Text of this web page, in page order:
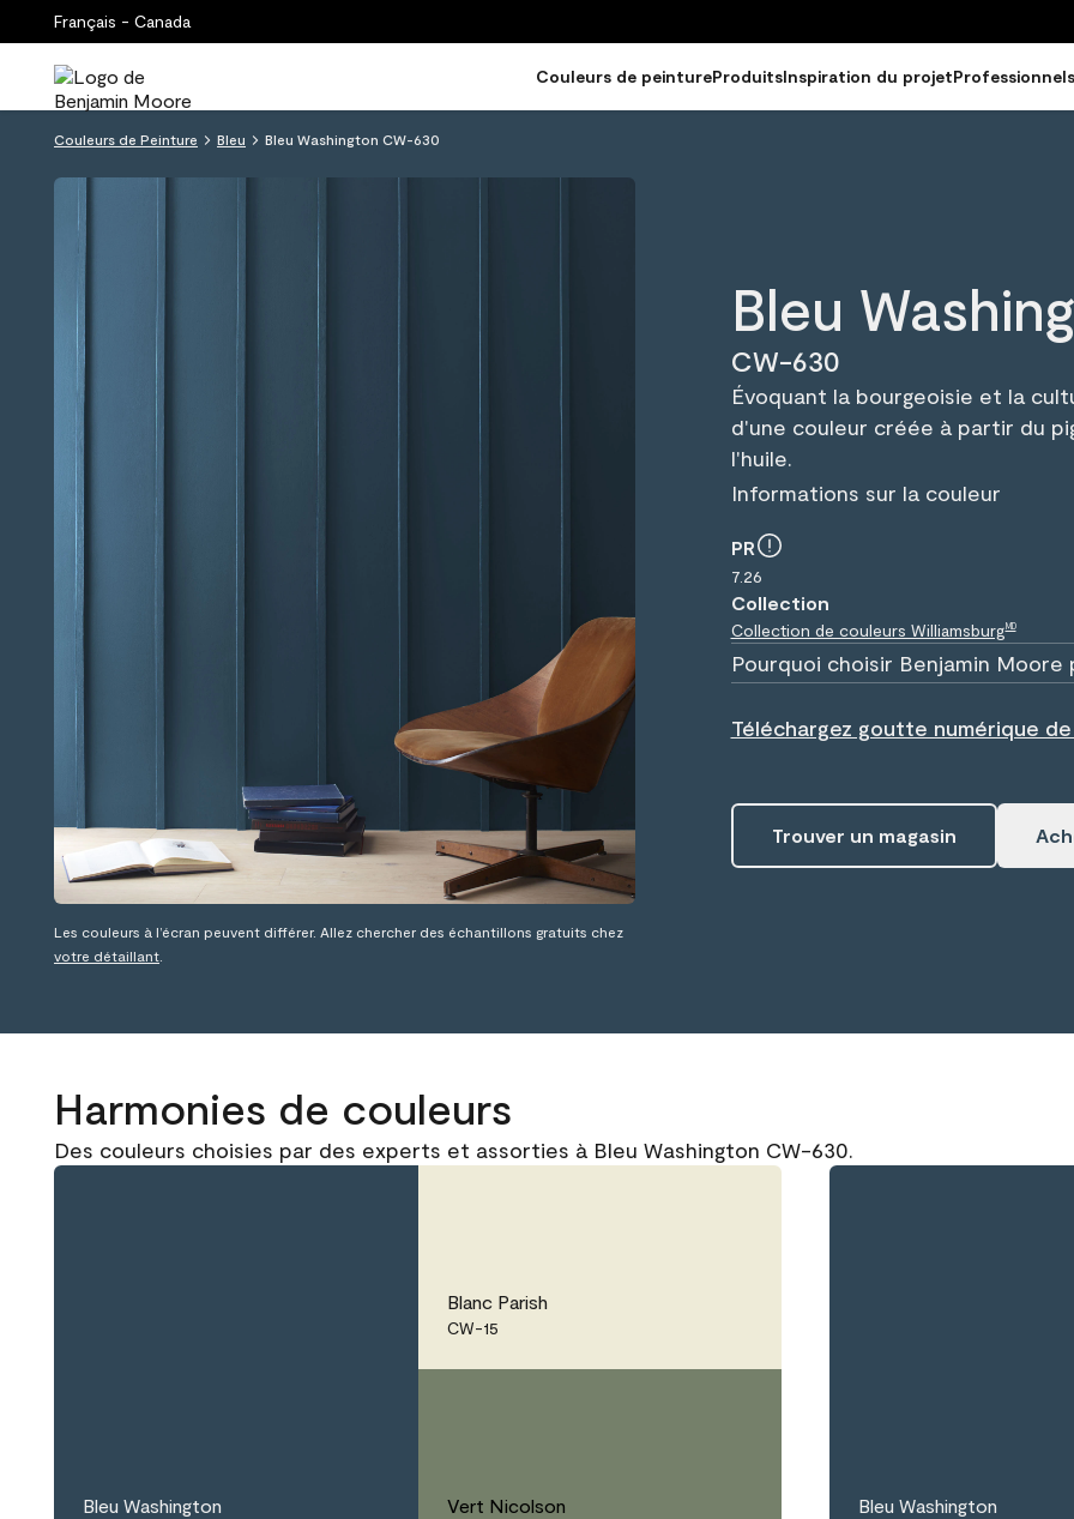
Français - Canada
Couleurs de peintureProduitsInspiration du projetProfessionnels
Couleurs de Peinture Bleu Bleu Washington CW-630
Bleu
CW-630
Évoquant la bourgeoisie et la
d'une couleur créée à partir du
l'huile.
Informations sur la couleur
PR
7.26
Collection
Collection de couleurs WilliamsburgMD
Pourquoi choisir Benjamin Moore
Téléchargez goutte numérique
Trouver un magasin
Les couleurs à l’écran peuvent différer. Allez chercher des échantillons gratuits chez
votre détaillant
Harmonies de couleurs
Des couleurs choisies par des experts et assorties à Bleu Washington CW-630.
Bleu Washington
Blanc Parish
CW-15
Vert Nicolson Bleu Washington